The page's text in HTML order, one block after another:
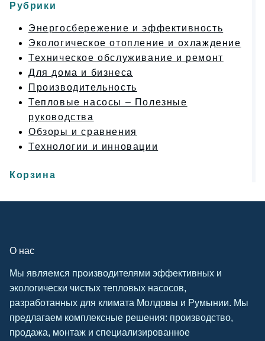
Рубрики
Энергосбережение и эффективность
Экологическое отопление и охлаждение
Техническое обслуживание и ремонт
Для дома и бизнеса
Производительность
Тепловые насосы – Полезные
руководства
Обзоры и сравнения
Технологии и инновации
Корзина
О нас
Мы являемся производителями эффективных и
экологически чистых тепловых насосов,
разработанных для климата Молдовы и Румынии. Мы
предлагаем комплексные решения: производство,
продажа, монтаж и специализированное